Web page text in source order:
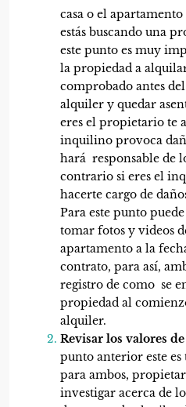
casa o el
estás buscando una
este punto es muy
la propiedad a
comprobado antes
alquiler y quedar
eres el propietario te
inquilino provoca
hará responsable de
contrario si eres el
hacerte cargo de
Para este punto
tomar fotos y videos
apartamento a la
contrato, para así,
registro de como se
propiedad al
alquiler.
Revisar los valores
punto anterior este
para ambos,
investigar acerca de